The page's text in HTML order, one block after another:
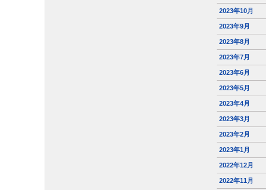
2023年10月
2023年9月
2023年8月
2023年7月
2023年6月
2023年5月
2023年4月
2023年3月
2023年2月
2023年1月
2022年12月
2022年11月